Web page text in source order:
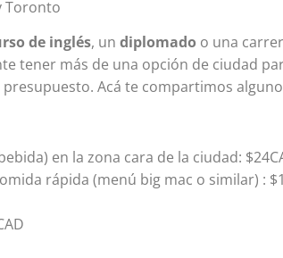
de inglés, undiplomado o una
tener más de una opción de ciudad
Acá te compartimos
en la zona cara de la ciudad:
rápida (menú big mac o similar) :